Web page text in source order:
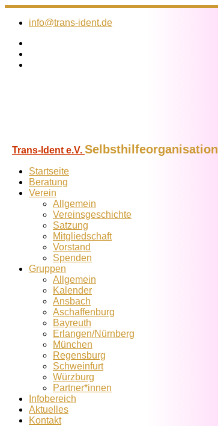
Zum
Inhalt
info@trans-ident.de
Trans-Ident e.V. Selbsthilfeorganisation
Startseite
Beratung
Verein
Allgemein
Vereins­geschichte
Satzung
Mitglied­schaft
Vorstand
Spenden
Gruppen
Allgemein
Kalender
Ansbach
Aschaffenburg
Bayreuth
Erlangen/Nürnberg
München
Regensburg
Schweinfurt
Würzburg
Partner*innen
Infobereich
Aktuelles
Kontakt